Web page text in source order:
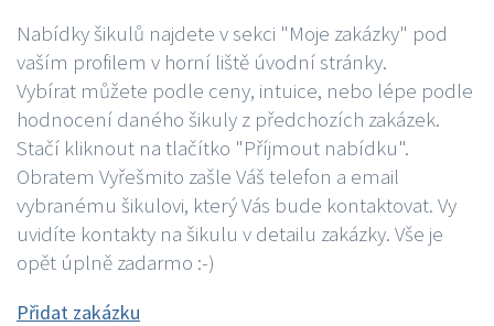
Nabídky šikulů najdete v sekci "Moje zakázky" pod
vaším profilem v horní liště úvodní stránky.
Vybírat můžete podle ceny, intuice, nebo lépe podle
hodnocení daného šikuly z předchozích zakázek.
Stačí kliknout na tlačítko "Příjmout nabídku".
Obratem Vyřešmito zašle Váš telefon a email
vybranému šikulovi, který Vás bude kontaktovat. Vy
uvidíte kontakty na šikulu v detailu zakázky. Vše je
opět úplně zadarmo :-)
Přidat zakázku